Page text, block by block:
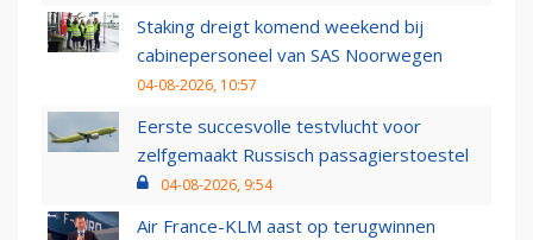
Staking dreigt komend weekend bij
cabinepersoneel van SAS Noorwegen
04-08-2026, 10:57
Eerste succesvolle testvlucht voor
zelfgemaakt Russisch passagierstoestel
04-08-2026, 9:54
Air France-KLM aast op terugwinnen